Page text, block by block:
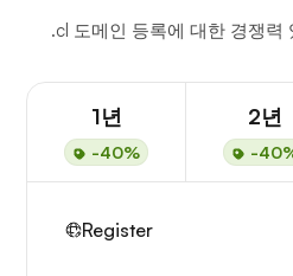
.cl 도메인 등록에 대한 경쟁력
1년
-40%
2년
-
Register